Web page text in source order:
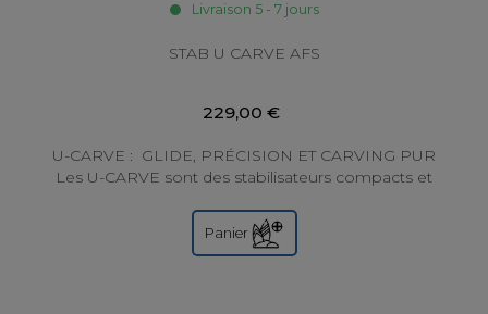
Livraison 5 - 7 jours
STAB U CARVE AFS
229,00 €
U-CARVE : GLIDE, PRÉCISION ET CARVING PUR
Les U-CARVE sont des stabilisateurs compacts et
Panier